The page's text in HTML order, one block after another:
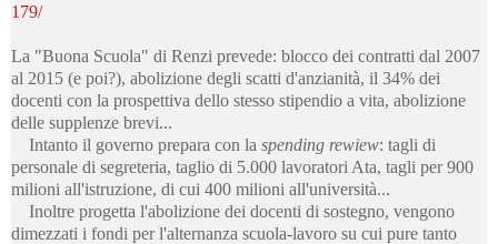
179/
La "Buona Scuola" di Renzi prevede: blocco dei contratti dal 2007
al 2015 (e poi?), abolizione degli scatti d'anzianità, il 34% dei
docenti con la prospettiva dello stesso stipendio a vita, abolizione
delle supplenze brevi...
Intanto il governo prepara con la spending rewiew: tagli di
personale di segreteria, taglio di 5.000 lavoratori Ata, tagli per 900
milioni all'istruzione, di cui 400 milioni all'università...
Inoltre progetta l'abolizione dei docenti di sostegno, vengono
dimezzati i fondi per l'alternanza scuola-lavoro su cui pure tanto